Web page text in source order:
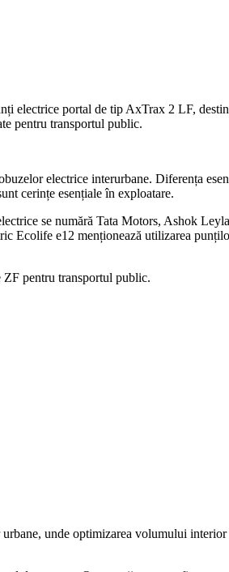
electrice portal de tip AxTrax 2 LF,
pentru transportul public.
electrice interurbane. Diferența
cerințe esențiale în exploatare.
se numără Tata Motors, Ashok
Ecolife e12 menționează utilizarea
pentru transportul public.
unde optimizarea volumului